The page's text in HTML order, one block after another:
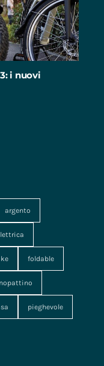
i nuovi
argento
foldable
pieghevole